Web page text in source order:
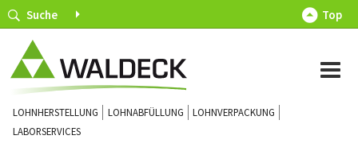
Suche Top
LOHNHERSTELLUNG LOHNABFÜLLUNG
LOHNVERPACKUNG
LABORSERVICES